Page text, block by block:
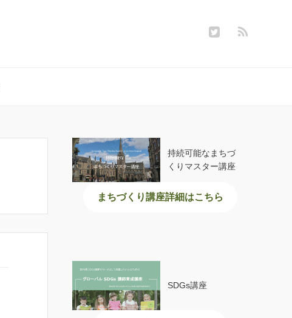
持続可能なまちづ
くりマスター講座
まちづくり講座詳細はこちら
SDGs講座